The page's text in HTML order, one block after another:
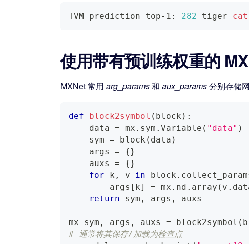
TVM prediction top-1: 282 tiger cat
使用带有预训练权重的
MXNet 常用 arg_params和 aux_params分别存储
def block2symbol ( block ) :
    data
= mx . sym . Variable ( "data" )
    sym
= block ( data )
    args
= {}
    auxs
= {}
for k , v in block .
        args
[ k] = mx . nd . array ( v .
return sym , args , auxs
mx_sym , args , auxs = block2symbol (
# 通常将其保存/加载为检查点